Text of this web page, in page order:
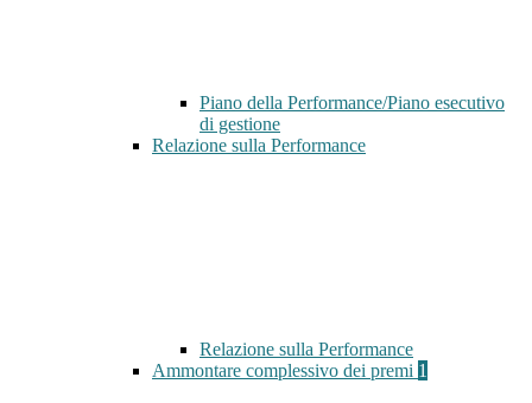
Piano della Performance/Piano esecutivo
di gestione
Relazione sulla Performance
Relazione sulla Performance
Ammontare complessivo dei premi 1